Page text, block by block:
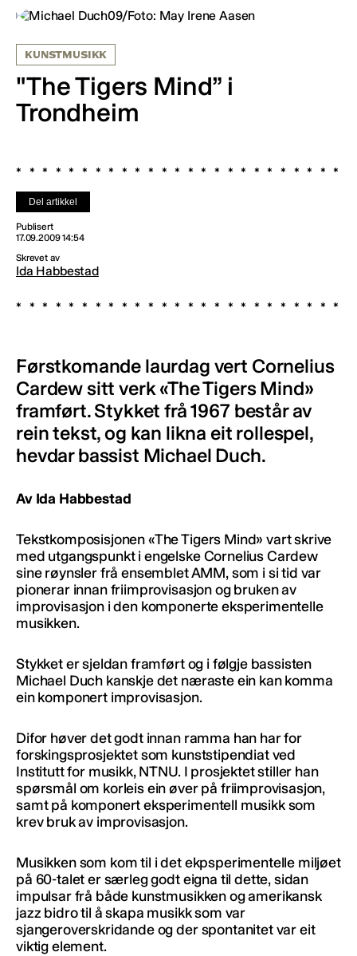
KUNSTMUSIKK
"The Tigers Mind” i
Trondheim
Del artikkel
Publisert
17.09.2009 14:54
Skrevet av
Ida Habbestad
Førstkomande laurdag vert Cornelius
Cardew sitt verk «The Tigers Mind»
framført. Stykket frå 1967 består av
rein tekst, og kan likna eit rollespel,
hevdar bassist Michael Duch.
Av Ida Habbestad
Tekstkomposisjonen «The Tigers Mind» vart skrive
med utgangspunkt i engelske Cornelius Cardew
sine røynsler frå ensemblet AMM, som i si tid var
pionerar innan friimprovisasjon og bruken av
improvisasjon i den komponerte eksperimentelle
musikken.
Stykket er sjeldan framført og i følgje bassisten
Michael Duch kanskje det næraste ein kan komma
ein komponert improvisasjon.
Difor høver det godt innan ramma han har for
forskingsprosjektet som kunststipendiat ved
Institutt for musikk, NTNU. I prosjektet stiller han
spørsmål om korleis ein øver på friimprovisasjon,
samt på komponert eksperimentell musikk som
krev bruk av improvisasjon.
Musikken som kom til i det ekpsperimentelle miljøet
på 60-talet er særleg godt eigna til dette, sidan
impulsar frå både kunstmusikken og amerikansk
jazz bidro til å skapa musikk som var
sjangeroverskridande og der spontanitet var eit
viktig element.